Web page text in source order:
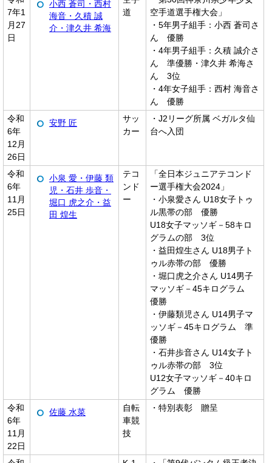
7年1
月27
日
小西 蒼司・西村
海音・久積 誠
介・津久井 希海
道
空手道選手権大会」
・5年男子組手：小西 蒼司さ
ん 優勝
・4年男子組手：久積 誠介さ
ん 準優勝・津久井 希海さ
ん 3位
・4年女子組手：西村 海音さ
ん 優勝
令和
6年
12月
26日
安野 匠
サッ
カー
・J2リーグ所属 ベガルタ仙
台へ入団
令和
6年
11月
25日
小泉 愛・伊藤 類
児・石井 歩音・
堀口 虎之介・益
田 煌生
テコ
ンド
ー
「全日本ジュニアテコンド
ー選手権大会2024」
・小泉愛さん U18女子トゥ
ル黒帯の部 優勝
U18女子マッソギ－58キロ
グラムの部 3位
・益田煌生さん U18男子ト
ゥル赤帯の部 優勝
・堀口虎之介さん U14男子
マッソギ－45キログラム
優勝
・伊藤類児さん U14男子マ
ッソギ－45キログラム 準
優勝
・石井歩音さん U14女子ト
ゥル赤帯の部 3位
U12女子マッソギ－40キロ
グラム 優勝
令和
6年
11月
22日
佐藤 水菜
自転
車競
技
・特別表彰 贈呈